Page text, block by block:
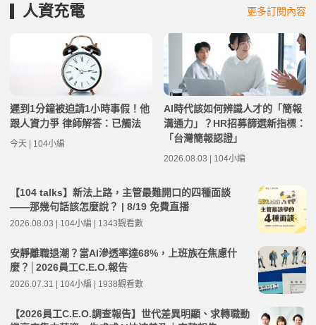
人資充電 更多訂閱內容
遲到1分鐘被迫請1小時事假！他
跟人資力爭 律師解答：已觸法
今天 | 104小編
AI時代該如何辨識人才的「簡報
溝通力」？HR招募篩選新指標：
「台灣簡報認證」
2026.08.03 | 104小編
【104 talks】新法上路，主管最難開口的四種面談
——那幾句話該怎麼說？ | 8/19 免費直播
2026.08.03 | 104小編 | 1343觀看數
安靜離職退潮？當AI滲透率達68%，上班族在焦慮什
麼？│2026員工C.E.O.報告
2026.07.31 | 104小編 | 1938觀看數
【2026員工C.E.O.調查報告】世代差異明顯、求轉職動